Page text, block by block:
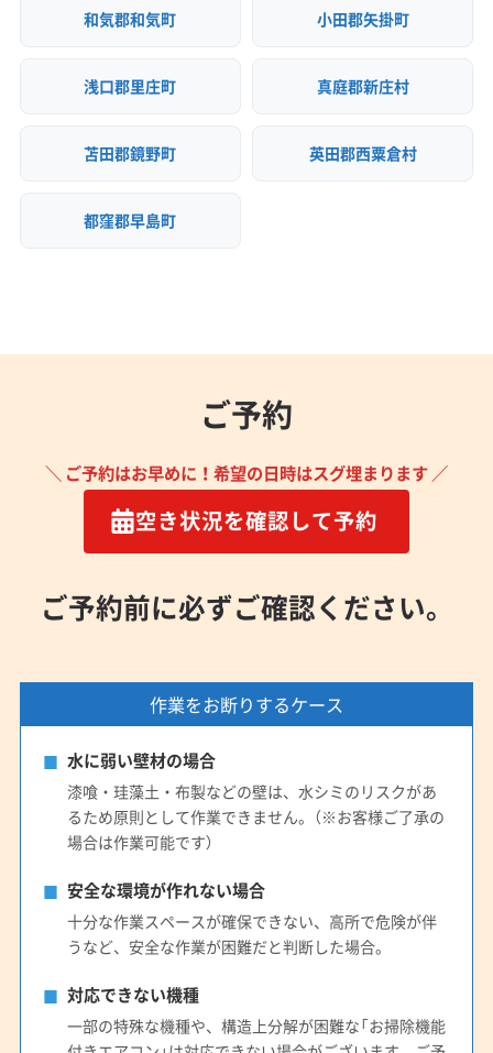
和気郡和気町 小田郡矢掛町
浅口郡里庄町 真庭郡新庄村
苫田郡鏡野町 英田郡西粟倉村
都窪郡早島町
ご予約
＼ ご予約はお早めに！希望の日時はスグ埋まります ／
空き状況を確認して予約
ご予約前に必ずご確認ください。
作業をお断りするケース
水に弱い壁材の場合
漆喰・珪藻土・布製などの壁は、水シミのリスクがあ
るため原則として作業できません。（※お客様ご了承の
場合は作業可能です）
安全な環境が作れない場合
十分な作業スペースが確保できない、高所で危険が伴
うなど、安全な作業が困難だと判断した場合。
対応できない機種
一部の特殊な機種や、構造上分解が困難な「お掃除機能